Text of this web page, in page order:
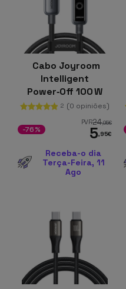
Cabo Joyroom
Intelligent
Power‑Off 100 W
USB‑C para USB‑C
1,2 m, Preto
2 (0 opiniões)
PVR24,95€
5,95€
-76%
Receba-o dia
Terça-Feira, 11
Ago